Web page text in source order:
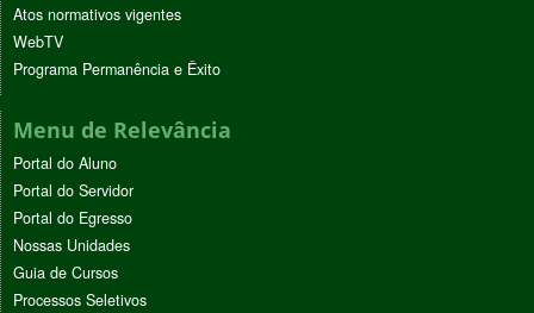
Atos normativos vigentes
WebTV
Programa Permanência e Êxito
Menu de Relevância
Portal do Aluno
Portal do Servidor
Portal do Egresso
Nossas Unidades
Guia de Cursos
Processos Seletivos